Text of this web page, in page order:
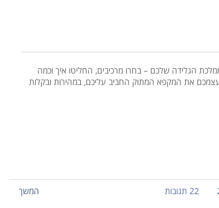
הגלידה שלכם – בחרו מרכיבים, החליטו איך וכמה
את המקפא המתוק החביב עליכם, במהירות ובקלות
22 תגובות המשך